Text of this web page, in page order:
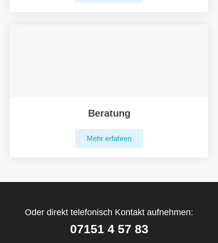
Beratung
Mehr erfahren
Oder direkt telefonisch Kontakt aufnehmen:
07151 4 57 83